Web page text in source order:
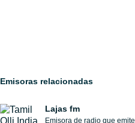
Emisoras relacionadas
Lajas fm
Emisora de radio que emite